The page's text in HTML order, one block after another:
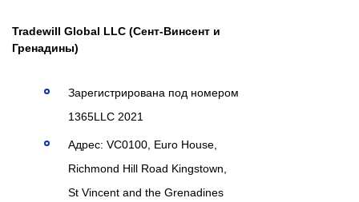
Tradewill Global LLC (Сент-Винсент и
Гренадины)
Зарегистрирована под номером
1365LLC 2021
Адрес: VC0100, Euro House,
Richmond Hill Road Kingstown,
St Vincent and the Grenadines